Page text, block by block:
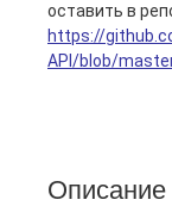
оставить в
https://
API/blob/
Описание